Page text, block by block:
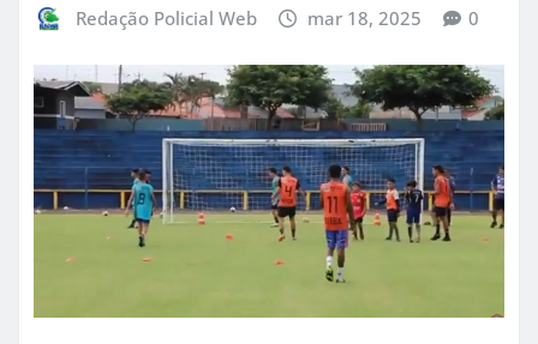
Redação Policial Web mar 18, 2025 0